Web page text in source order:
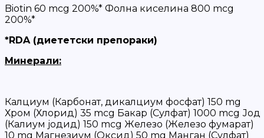
Biotin 60 mcg 200%* Фолна киселина 800 mcg
200%*
*RDA (диететски препораки)
Минерали:
Калциум (Карбонат, дикалциум фосфат) 150 mg
Хром (Хлорид) 35 mcg Бакар (Сулфат) 1000 mcg Јод
(Калиум јодид) 150 mcg Железо (Железо фумарат)
10 mg Магнезиум (Оксид) 50 mg Манган (Сулфат)